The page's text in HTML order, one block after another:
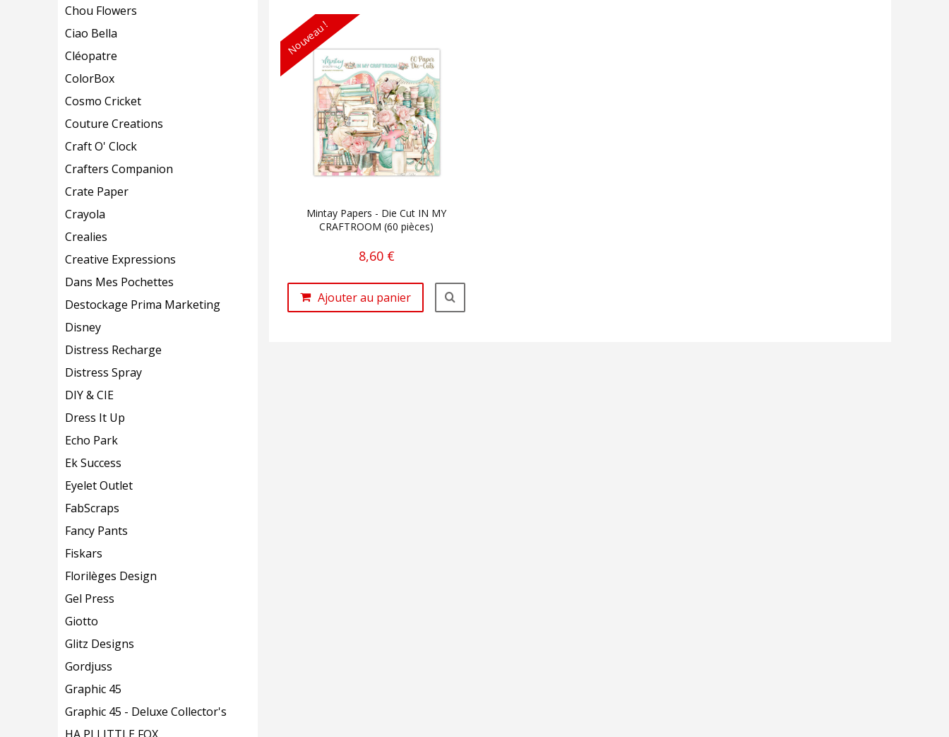
Chou Flowers
Ciao Bella
Cléopatre
ColorBox
Cosmo Cricket
Couture Creations
Craft O' Clock
Crafters Companion
Crate Paper
Crayola
Crealies
Creative Expressions
Dans Mes Pochettes
Destockage Prima Marketing
Disney
Distress Recharge
Distress Spray
DIY & CIE
Dress It Up
Echo Park
Ek Success
Eyelet Outlet
FabScraps
Fancy Pants
Fiskars
Florilèges Design
Gel Press
Giotto
Glitz Designs
Gordjuss
Graphic 45
Graphic 45 - Deluxe Collector's
Nouveau !
Mintay Papers - Die Cut IN MY
CRAFTROOM (60 pièces)
8,60 €
Ajouter au panier